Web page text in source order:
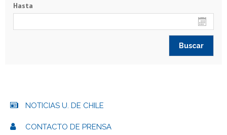
Hasta
NOTICIAS U. DE CHILE
CONTACTO DE PRENSA